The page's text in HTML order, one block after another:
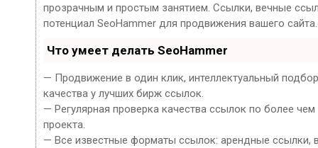
прозрачным и простым занятием. Ссылки, вечные
потенциал SeoHammer для продвижения вашего сайта.
Что умеет делать SeoHammer
— Продвижение в один клик, интеллектуальный
качества у лучших бирж ссылок.
— Регулярная проверка качества ссылок по более
проекта.
— Все известные форматы ссылок: арендные ссылки,